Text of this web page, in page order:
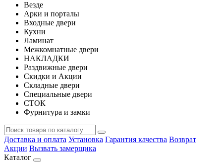
Везде
Арки и порталы
Входные двери
Кухни
Ламинат
Межкомнатные двери
НАКЛАДКИ
Раздвижные двери
Скидки и Акции
Складные двери
Специальные двери
СТОК
Фурнитура и замки
Доставка и оплата Установка Гарантия качества Возврат
Акции Вызвать замерщика
Каталог